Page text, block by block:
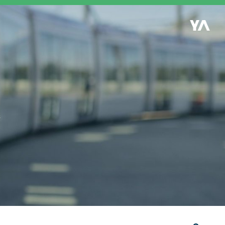
Retour à l'accueil